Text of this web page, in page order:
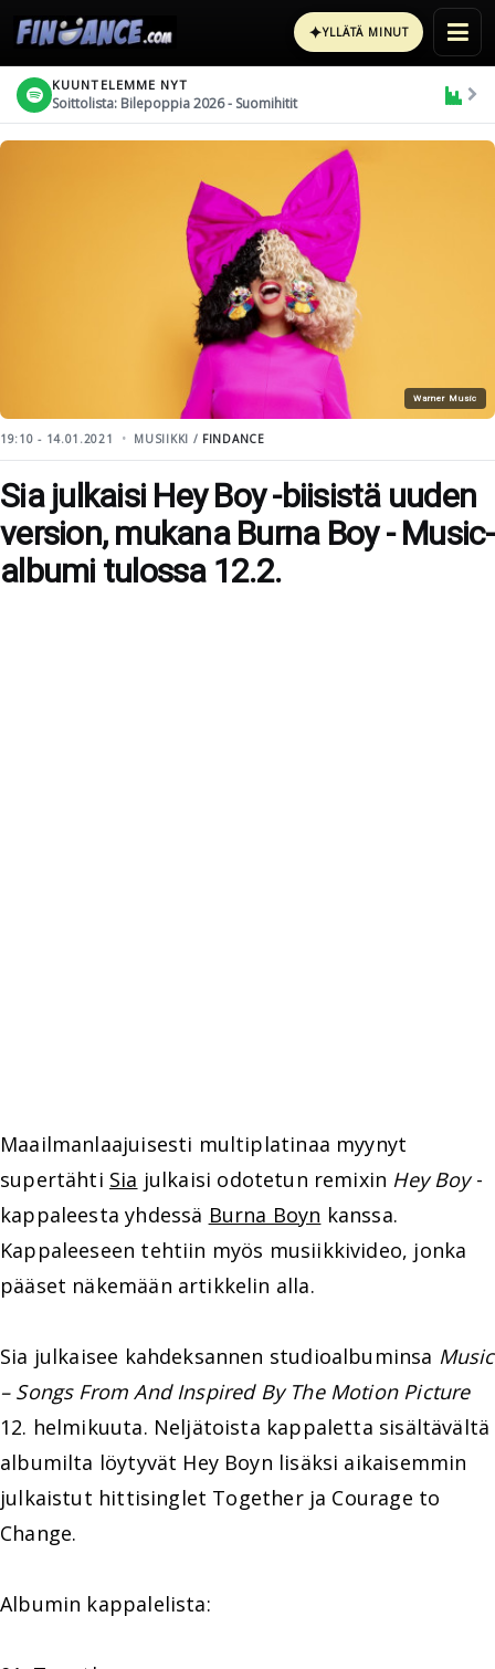
✦YLLÄTÄ MINUT
KUUNTELEMME NYT
Soittolista: Bilepoppia 2026 - Suomihitit
Warner Music
19:10 - 14.01.2021 MUSIIKKI / FINDANCE
Sia julkaisi Hey Boy -biisistä uuden
version, mukana Burna Boy - Music-
albumi tulossa 12.2.
Maailmanlaajuisesti multiplatinaa myynyt
supertähti Sia julkaisi odotetun remixin Hey Boy-
kappaleesta yhdessä Burna Boyn kanssa.
Kappaleeseen tehtiin myös musiikkivideo, jonka
pääset näkemään artikkelin alla.
Sia julkaisee kahdeksannen studioalbuminsa Music
– Songs From And Inspired By The Motion Picture
12. helmikuuta. Neljätoista kappaletta sisältävältä
albumilta löytyvät Hey Boyn lisäksi aikaisemmin
julkaistut hittisinglet Together ja Courage to
Change.
Albumin kappalelista: